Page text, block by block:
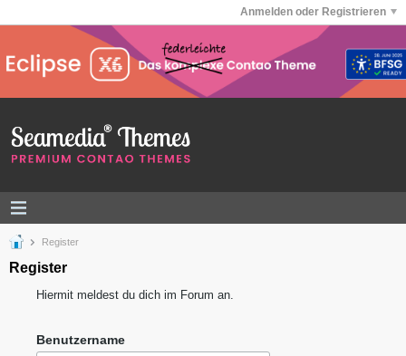
Anmelden oder Registrieren
Register
Register
Hiermit meldest du dich im Forum an.
Benutzername